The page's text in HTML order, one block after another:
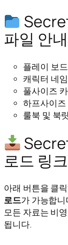
파일 안내
플레이 보
캐릭터 네
풀사이즈
하프사이
룰북 및 북
로드 링크
아래 버튼을 클
로드가 가능합니
모든 자료는 비
됩니다.